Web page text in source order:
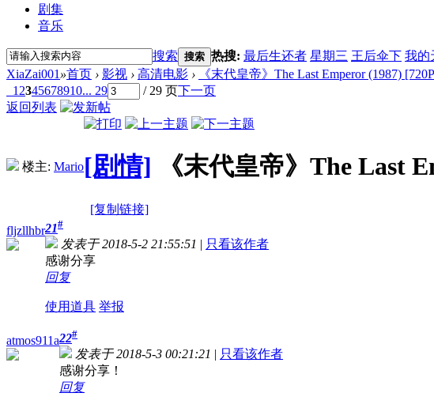
剧集
音乐
搜索 搜索 热搜: 最后生还者 星期三 王后伞下 我的
XiaZai001 »首页 › 影视 › 高清电影 ›
《末代皇帝》The Last Emperor (1987)
1 2345678910... 29 / 29 页下一页
返回列表
楼主: Mario[剧情] 《末代皇帝》The Last
[复制链接]
fljzllhbr21#
发表于 2018-5-2 21:55:51 | 只看该作者
感谢分享
回复
使用道具 举报
atmos911a22#
发表于 2018-5-3 00:21:21 | 只看该作者
感谢分享！
回复